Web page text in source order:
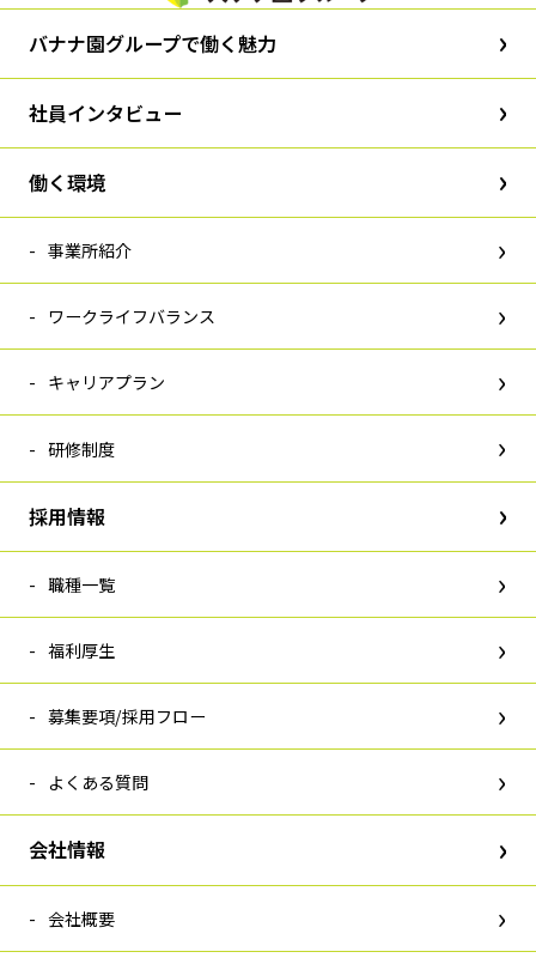
バナナ園グループで働く魅力
社員インタビュー
働く環境
事業所紹介
ワークライフバランス
キャリアプラン
研修制度
採用情報
職種一覧
福利厚生
募集要項/採用フロー
よくある質問
会社情報
会社概要